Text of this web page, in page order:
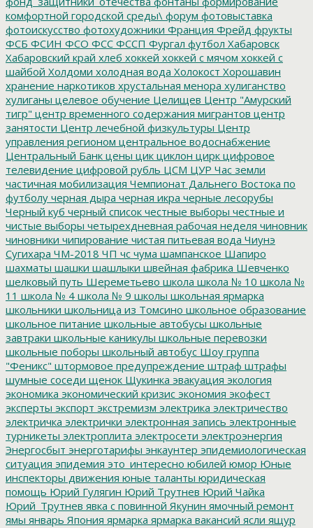
комфортной городской среды\ форум фотовыставка
фотоискусство фотохудожники Франция Фрейд фрукты
ФСБ ФСИН ФСО ФСС ФССП Фургал футбол Хабаровск
Хабаровский край хлеб хоккей хоккей с мячом хоккей с
шайбой Холдоми холодная вода Холокост Хорошавин
хранение наркотиков хрустальная менора хулиганство
хулиганы целевое обучение Целищев Центр "Амурский
тигр" центр временного содержания мигрантов центр
занятости Центр лечебной физкультуры Центр
управления регионом центральное водоснабжение
Центральный Банк цены цик циклон цирк цифровое
телевидение цифровой рубль ЦСМ ЦУР Час земли
частичная мобилизация Чемпионат Дальнего Востока по
футболу черная дыра черная икра черные лесорубы
Черный куб черный список честные выборы честные и
чистые выборы четырехдневная рабочая неделя чиновник
чиновники чипирование чистая питьевая вода Чиунэ
Сугихара ЧМ-2018 ЧП чс чума шампанское Шапиро
шахматы шашки шашлыки швейная фабрика Шевченко
шелковый путь Шереметьево школа школа № 10 школа №
11 школа № 4 школа № 9 школы школьная ярмарка
школьники школьница из Томсино школьное образование
школьное питание школьные автобусы школьные
завтраки школьные каникулы школьные перевозки
школьные поборы школьный автобус Шоу группа
"Феникс" штормовое предупреждение штраф штрафы
шумные соседи щенок Щукинка эвакуация экология
экономика экономический кризис экономия экофест
эксперты экспорт экстремизм электрика электричество
электричка электрички электронная запись электронные
турникеты электроплита электросети электроэнергия
Энергосбыт энерготарифы энкаунтер эпидемиологическая
ситуация эпидемия это_интересно юбилей юмор Юные
инспекторы движения юные таланты юридическая
помощь Юрий Гулягин Юрий Трутнев Юрий Чайка
Юрий_Трутнев явка с повинной Якунин ямочный ремонт
ямы январь Япония ярмарка ярмарка вакансий ясли ящур